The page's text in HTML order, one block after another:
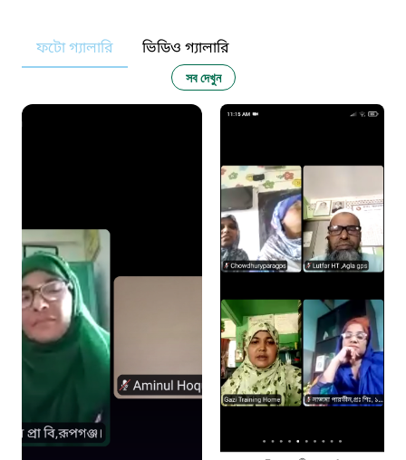
নারী ও শিশু নির্যাতন প্রতিরোধ
১০৬
১০২
দুর্যোগের আগাম বার্তা
১৬১২২
স্মার্ট ভূমি সেবা
১০৯৮
শিশু সহায়তা লাইন
ফটো গ্যালারি ভিডিও গ্যালারি
সব দেখুন